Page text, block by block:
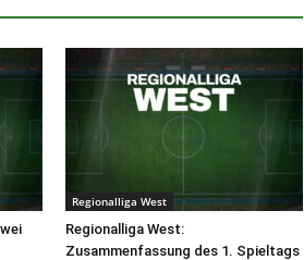
Regionalliga West
Regionalliga West:
Zusammenfassung des 1. Spieltags